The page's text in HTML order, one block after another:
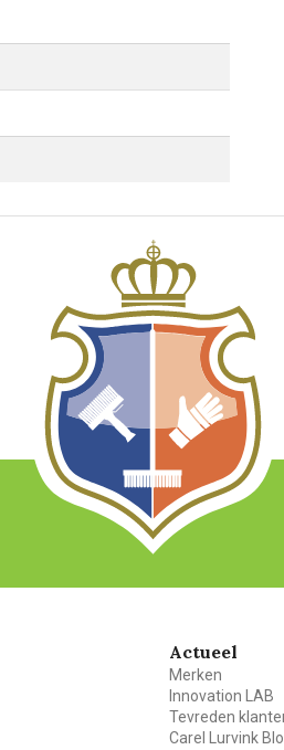
Actueel
Merken
Innovation LAB
Tevreden
Carel Lurvink